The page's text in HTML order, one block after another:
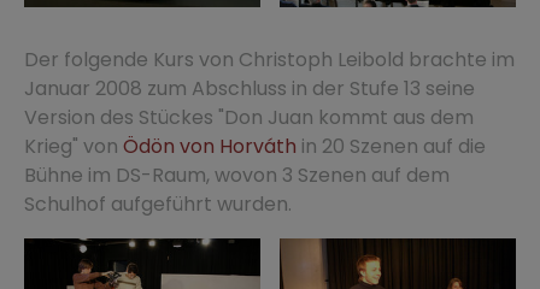
Der folgende Kurs von Christoph Leibold brachte im
Januar 2008 zum Abschluss in der Stufe 13 seine
Version des Stückes "Don Juan kommt aus dem
Krieg" von Ödön von Horváth in 20 Szenen auf die
Bühne im DS-Raum, wovon 3 Szenen auf dem
Schulhof aufgeführt wurden.